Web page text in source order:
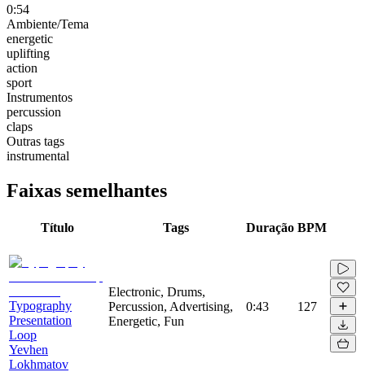
0:54
Ambiente/Tema
energetic
uplifting
action
sport
Instrumentos
percussion
claps
Outras tags
instrumental
Faixas semelhantes
Título Tags Duração BPM
Typography
Presentation
Loop
Yevhen
Lokhmatov
Electronic, Drums,
Percussion, Advertising,
Energetic, Fun
0:43 127